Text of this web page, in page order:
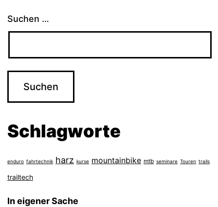
Suchen …
Schlagworte
enduro fahrtechnik harz kurse mountainbike mtb seminare Touren trails
trailtech
In eigener Sache